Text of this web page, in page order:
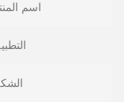
اسم